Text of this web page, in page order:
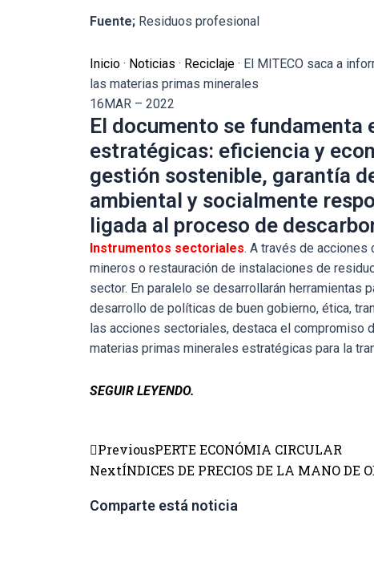
Fuente; Residuos profesional
Inicio · Noticias · Reciclaje · El MITECO saca a
las materias primas minerales
16MAR – 2022
El documento se
estratégicas: eficiencia y
gestión sostenible, garantía
ambiental y socialmente
ligada al proceso de
Instrumentos sectoriales. A través de acciones
mineros o restauración de instalaciones de
sector. En paralelo se desarrollarán
desarrollo de políticas de buen gobierno, ética,
las acciones sectoriales, destaca el compromiso
materias primas minerales estratégicas para la
SEGUIR LEYENDO.
PreviousPERTE ECONÓMIA CIRCULAR
NextÍNDICES DE PRECIOS DE LA MANO DE
Comparte está noticia